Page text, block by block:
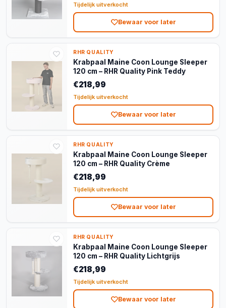
Tijdelijk uitverkocht
Bewaar voor later
RHR QUALITY
Krabpaal Maine Coon Lounge Sleeper
120 cm – RHR Quality Pink Teddy
€218,99
Tijdelijk uitverkocht
Bewaar voor later
RHR QUALITY
Krabpaal Maine Coon Lounge Sleeper
120 cm – RHR Quality Crème
€218,99
Tijdelijk uitverkocht
Bewaar voor later
RHR QUALITY
Krabpaal Maine Coon Lounge Sleeper
120 cm – RHR Quality Lichtgrijs
€218,99
Tijdelijk uitverkocht
Bewaar voor later